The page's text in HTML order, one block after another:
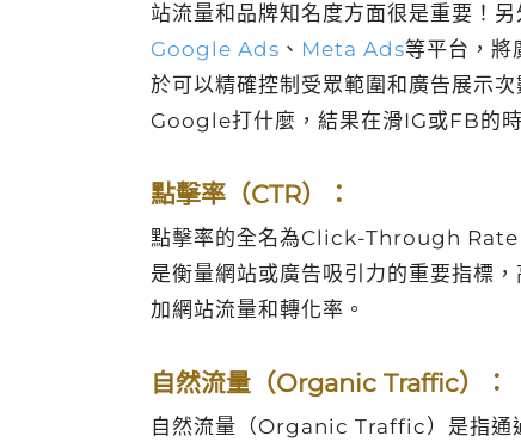
站流量和品牌知名度方面很是重要！
Google Ads 、 Meta Ads等平台，將
於可以精確控制受眾範圍和廣告展示
Google打什麼，結果在滑IG或FB的
點擊率（CTR）：
點擊率的全名為Click-Through Rate
是衡量網站或廣告吸引力的重要指標
加網站流量和轉化率。
自然流量（Organic Traffic）：
自然流量（Organic Traffic）是指通